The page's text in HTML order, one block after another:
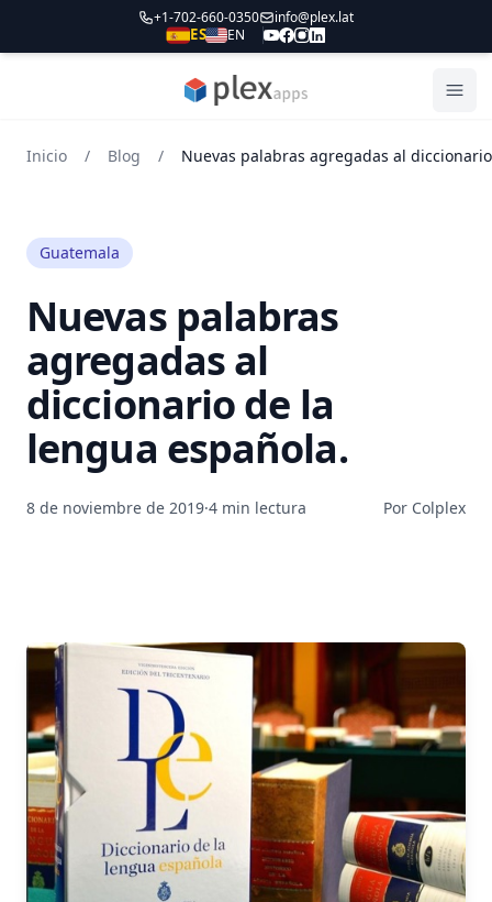
+1-702-660-0350 info@plex.lat
ES EN
PLEXapps
Inicio / Blog /
Guatemala
Nuevas palabras
agregadas al
diccionario de la
lengua española.
8 de noviembre de 2019·4 min lectura Por Colplex